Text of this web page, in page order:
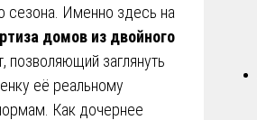
сезона. Именно здесь на
домов из двойного
позволяющий заглянуть
её реальному
Как дочернее